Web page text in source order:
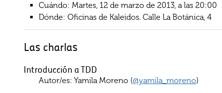
Cuándo: Martes, 12 de marzo de 2013, a las 20:00
Dónde: Oficinas de Kaleidos. Calle La Botánica, 4
Las charlas
Introducción a TDD
Autor/es: Yamila Moreno (@yamila_moreno)